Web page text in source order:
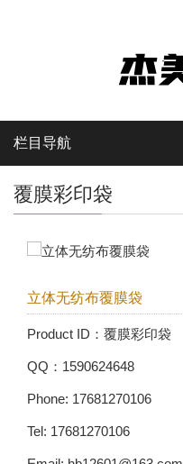
栏目导航
覆膜彩印袋
立体无纺布覆膜袋
Product ID：覆膜彩印袋
QQ：1590624648
Phone: 17681270106
Tel: 17681270106